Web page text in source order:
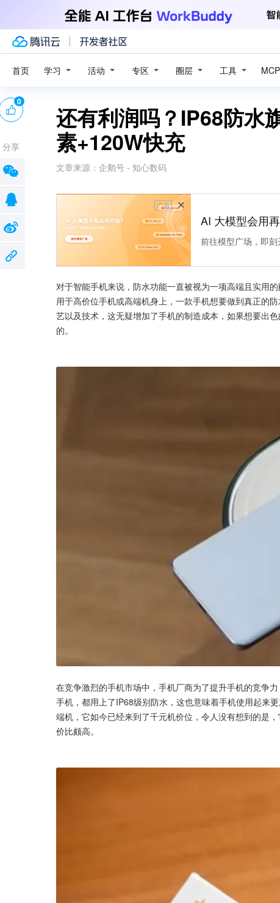
首页 学习 活动 专区 圈层 工具
还有利润吗？IP68防水
素+120W快充
文章来源： 企鹅号 - 知心数码
广告
AI 大模型会用
前往模型广场，即
对于智能手机来说，防水功能一直被视为一项高端且实用
用于高价位手机或高端机身上，一款手机想要做到真正的
艺以及技术，这无疑增加了手机的制造成本，如果想要出
的。
在竞争激烈的手机市场中，手机厂商为了提升手机的竞争
手机，都用上了IP68级别防水，这也意味着手机使用起来
端机，它如今已经来到了千元机价位，令人没有想到的是
价比颇高。
0
分享